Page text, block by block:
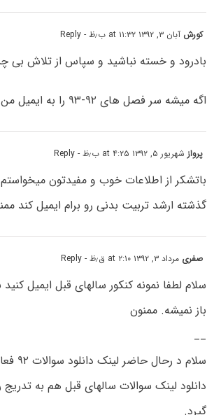
کورش آبان ۳, ۱۳۹۲ at ۱۱:۳۲ ب٫ظ - Reply
بادرود و خسته نباشید و سپاس از تلاش بی
اگه میشه سر فصل های ۹۲-۹۳ را به ایمیل من بفرستید.
پروازشهریور ۵, ۱۳۹۲ at ۴:۲۵ ب٫ظ - Reply
باتشکر از اطلاعات خوب و مفیدتون
گذشته ارشد تربیت بدنی رو برام ایمیل کند
صفری مرداد ۳, ۱۳۹۲ at ۲:۱۰ ق٫ظ - Reply
سلام لطفا نمونه کنکور سالهای قبل ایمیل کنید
باز نمیشه. ممنون
__
سلام د
دانلود لینک سوالات سالهای قبل هم به
گیرد.